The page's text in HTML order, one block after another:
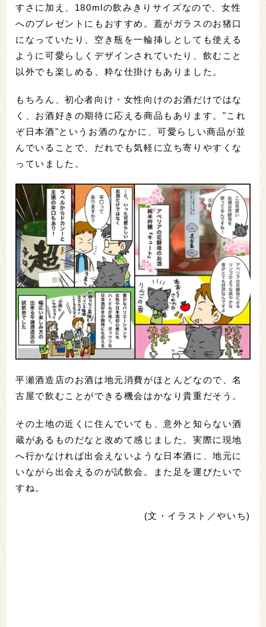
すさに加え、180mlの飲みきりサイズなので、女性
へのプレゼントにもおすすめ。蓋がガラスのお猪口
になっていたり、空き瓶を一輪挿しとしても使える
ように可愛らしくデザインされていたり、飲むこと
以外でも楽しめる、粋な仕掛けもありました。
もちろん、初心者向け・女性向けのお酒だけではな
く、お酒好きの期待に応える商品もあります。"これ
ぞ日本酒"というお酒のなかに、可愛らしい商品が並
んでいることで、だれでも気軽に立ち寄りやすくな
っていました。
平瀬酒造店のお酒は地元消費がほとんどなので、名
古屋で飲むことができる機会はかなり貴重だそう。
その土地の近くに住んでいても、意外と知らない酒
蔵があるものだなと改めて感じました。実際に現地
へ行かなければ出会えないような日本酒に、地元に
いながら出会えるのが試飲会。また足を運びたいで
すね。
(文・イラスト／やいち)